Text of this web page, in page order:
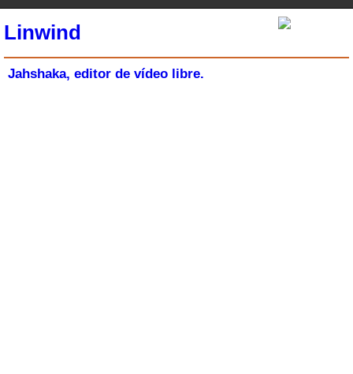
Linwind
Jahshaka, editor de vídeo libre.